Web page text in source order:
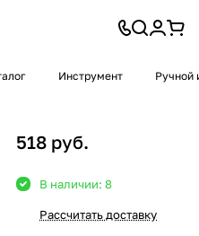
Инструмент Ручной
518 руб.
В наличии: 8
Рассчитать доставку